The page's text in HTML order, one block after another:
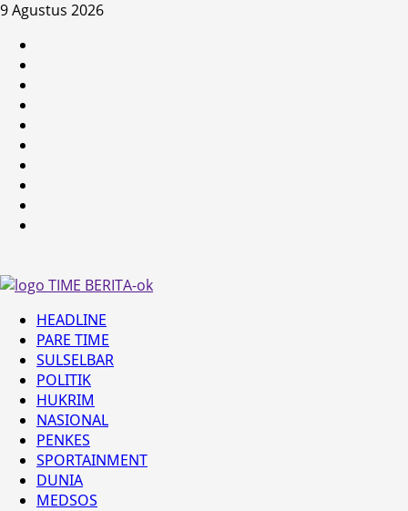
Skip
content
9 Agustus 2026
Primary
Menu
HEADLINE
PARE TIME
SULSELBAR
POLITIK
HUKRIM
NASIONAL
PENKES
SPORTAINMENT
DUNIA
MEDSOS